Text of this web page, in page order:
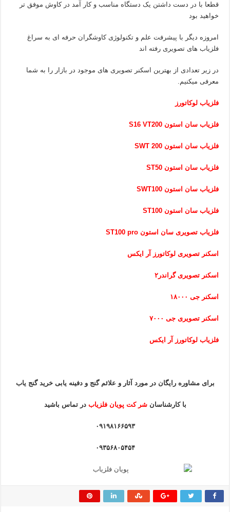
قطعا با در دست داشتن یک دستگاه مناسب و کار آمد در کاوش موفق تر
خواهید بود
امروزه دیگر با پیشرفت علم و تکنولوژی کاوشگران حرفه ای به سراغ
فلزیاب های تصویری رفته اند
در زیر تعدادی از بهترین اسکنر تصویری های موجود در بازار را به شما
معرفی میکنیم.
فلزیاب لوکاتورز
فلزیاب سان استون S16 VT200
فلزیاب سان استون SWT 200
فلزیاب سان استون ST50
فلزیاب سان استون SWT100
فلزیاب سان استون ST100
فلزیاب تصویری سان استون ST100 pro
اسکنر تصویری لوکاتورز آر ایکس
اسکنر تصویری گراندر۲
اسکنر جی ۱۸۰۰۰
اسکنر تصویری جی ۷۰۰۰
فلزیاب لوکاتورز آر ایکس
برای مشاوره رایگان در مورد آثار و علائم گنج و دفینه یابی خرید گنج یاب
با کارشناسانشر کت پویان فلزیاب در تماس باشید
۰۹۱۹۸۱۶۶۵۹۳
۰۹۳۵۶۸۰۵۴۵۴